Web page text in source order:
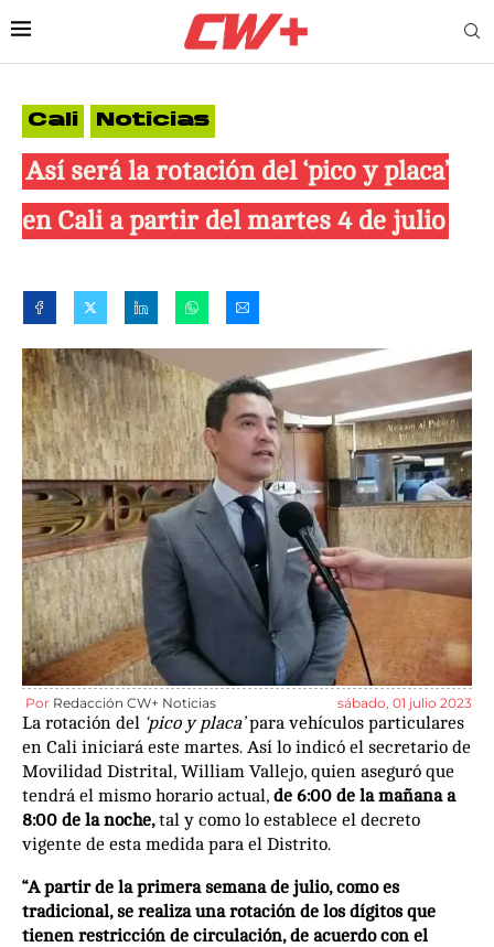
Cali Noticias
Así será la rotación del ‘pico y placa’
en Cali a partir del martes 4 de julio
Por Redacción CW+ Noticias sábado, 01 julio 2023
La rotación del ‘pico y placa’para vehículos particulares
en Cali iniciará este martes. Así lo indicó el secretario de
Movilidad Distrital, William Vallejo, quien aseguró que
tendrá el mismo horario actual, de 6:00 de la mañana a
8:00 de la noche,tal y como lo establece el decreto
vigente de esta medida para el Distrito.
“A partir de la primera semana de julio, como es
tradicional, se realiza una rotación de los dígitos que
tienen restricción de circulación, de acuerdo con el